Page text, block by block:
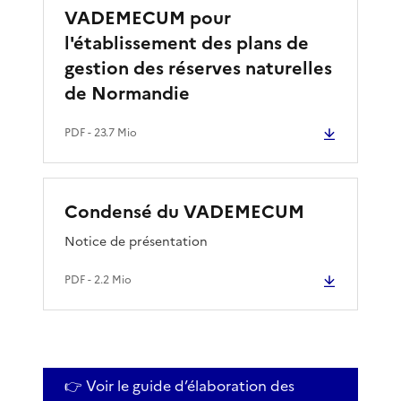
VADEMECUM pour
l'établissement des plans de
gestion des réserves naturelles
de Normandie
PDF- 23.7 Mio
Condensé du VADEMECUM
PDF- 2.2 Mio
Notice de présentation
👉 Voir le guide d’élaboration des